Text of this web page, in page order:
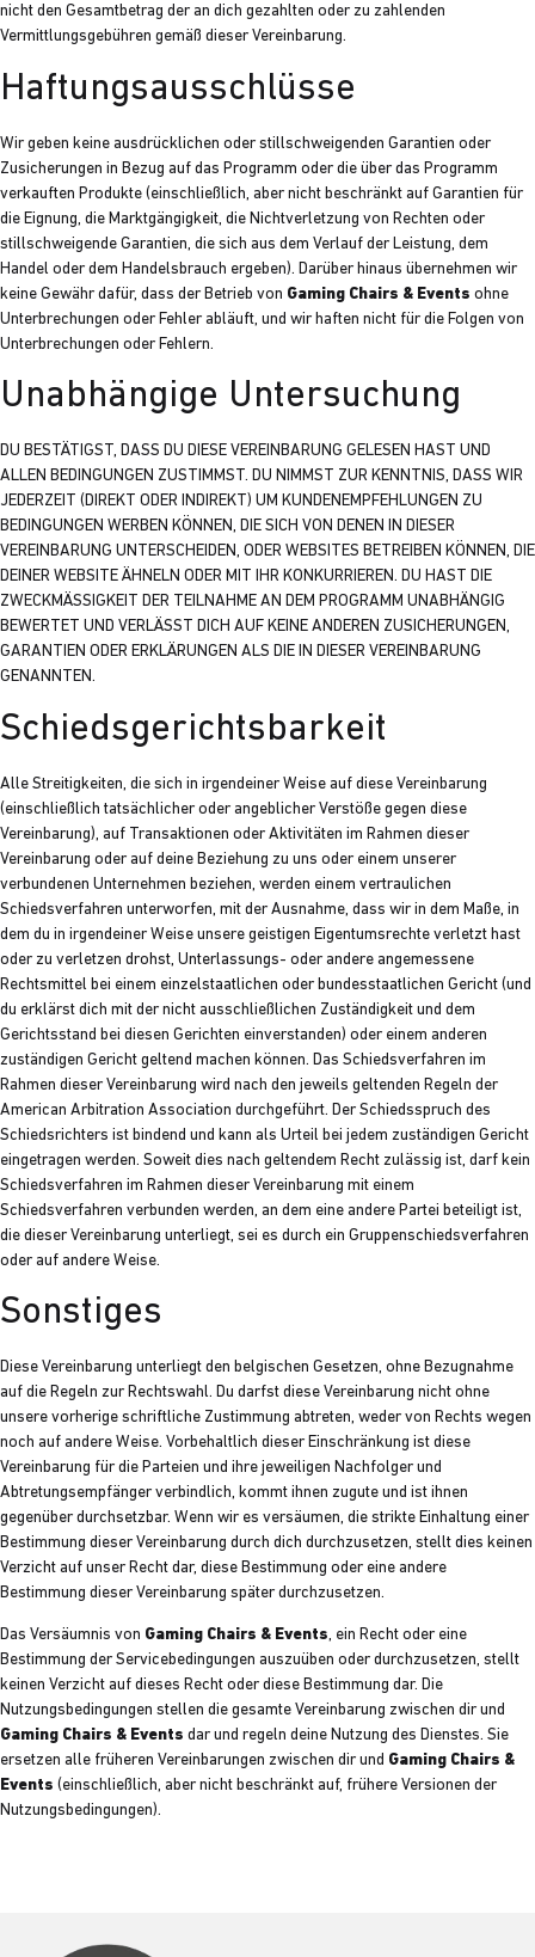
nicht den Gesamtbetrag der an dich gezahlten oder zu zahlenden
Vermittlungsgebühren gemäß dieser Vereinbarung.
Haftungsausschlüsse
Wir geben keine ausdrücklichen oder stillschweigenden Garantien oder
Zusicherungen in Bezug auf das Programm oder die über das Programm
verkauften Produkte (einschließlich, aber nicht beschränkt auf Garantien für
die Eignung, die Marktgängigkeit, die Nichtverletzung von Rechten oder
stillschweigende Garantien, die sich aus dem Verlauf der Leistung, dem
Handel oder dem Handelsbrauch ergeben). Darüber hinaus übernehmen wir
keine Gewähr dafür, dass der Betrieb von Gaming Chairs & Events ohne
Unterbrechungen oder Fehler abläuft, und wir haften nicht für die Folgen von
Unterbrechungen oder Fehlern.
Unabhängige Untersuchung
DU BESTÄTIGST, DASS DU DIESE VEREINBARUNG GELESEN HAST UND
ALLEN BEDINGUNGEN ZUSTIMMST. DU NIMMST ZUR KENNTNIS, DASS WIR
JEDERZEIT (DIREKT ODER INDIREKT) UM KUNDENEMPFEHLUNGEN ZU
BEDINGUNGEN WERBEN KÖNNEN, DIE SICH VON DENEN IN DIESER
VEREINBARUNG UNTERSCHEIDEN, ODER WEBSITES BETREIBEN KÖNNEN, DIE
DEINER WEBSITE ÄHNELN ODER MIT IHR KONKURRIEREN. DU HAST DIE
ZWECKMÄSSIGKEIT DER TEILNAHME AN DEM PROGRAMM UNABHÄNGIG
BEWERTET UND VERLÄSST DICH AUF KEINE ANDEREN ZUSICHERUNGEN,
GARANTIEN ODER ERKLÄRUNGEN ALS DIE IN DIESER VEREINBARUNG
GENANNTEN.
Schiedsgerichtsbarkeit
Alle Streitigkeiten, die sich in irgendeiner Weise auf diese Vereinbarung
(einschließlich tatsächlicher oder angeblicher Verstöße gegen diese
Vereinbarung), auf Transaktionen oder Aktivitäten im Rahmen dieser
Vereinbarung oder auf deine Beziehung zu uns oder einem unserer
verbundenen Unternehmen beziehen, werden einem vertraulichen
Schiedsverfahren unterworfen, mit der Ausnahme, dass wir in dem Maße, in
dem du in irgendeiner Weise unsere geistigen Eigentumsrechte verletzt hast
oder zu verletzen drohst, Unterlassungs- oder andere angemessene
Rechtsmittel bei einem einzelstaatlichen oder bundesstaatlichen Gericht (und
du erklärst dich mit der nicht ausschließlichen Zuständigkeit und dem
Gerichtsstand bei diesen Gerichten einverstanden) oder einem anderen
zuständigen Gericht geltend machen können. Das Schiedsverfahren im
Rahmen dieser Vereinbarung wird nach den jeweils geltenden Regeln der
American Arbitration Association durchgeführt. Der Schiedsspruch des
Schiedsrichters ist bindend und kann als Urteil bei jedem zuständigen Gericht
eingetragen werden. Soweit dies nach geltendem Recht zulässig ist, darf kein
Schiedsverfahren im Rahmen dieser Vereinbarung mit einem
Schiedsverfahren verbunden werden, an dem eine andere Partei beteiligt ist,
die dieser Vereinbarung unterliegt, sei es durch ein Gruppenschiedsverfahren
oder auf andere Weise.
Sonstiges
Diese Vereinbarung unterliegt den belgischen Gesetzen, ohne Bezugnahme
auf die Regeln zur Rechtswahl. Du darfst diese Vereinbarung nicht ohne
unsere vorherige schriftliche Zustimmung abtreten, weder von Rechts wegen
noch auf andere Weise. Vorbehaltlich dieser Einschränkung ist diese
Vereinbarung für die Parteien und ihre jeweiligen Nachfolger und
Abtretungsempfänger verbindlich, kommt ihnen zugute und ist ihnen
gegenüber durchsetzbar. Wenn wir es versäumen, die strikte Einhaltung einer
Bestimmung dieser Vereinbarung durch dich durchzusetzen, stellt dies keinen
Verzicht auf unser Recht dar, diese Bestimmung oder eine andere
Bestimmung dieser Vereinbarung später durchzusetzen.
Das Versäumnis von Gaming Chairs & Events, ein Recht oder eine
Bestimmung der Servicebedingungen auszuüben oder durchzusetzen, stellt
keinen Verzicht auf dieses Recht oder diese Bestimmung dar. Die
Nutzungsbedingungen stellen die gesamte Vereinbarung zwischen dir und
Gaming Chairs & Events dar und regeln deine Nutzung des Dienstes. Sie
ersetzen alle früheren Vereinbarungen zwischen dir und Gaming Chairs &
Events (einschließlich, aber nicht beschränkt auf, frühere Versionen der
Nutzungsbedingungen).